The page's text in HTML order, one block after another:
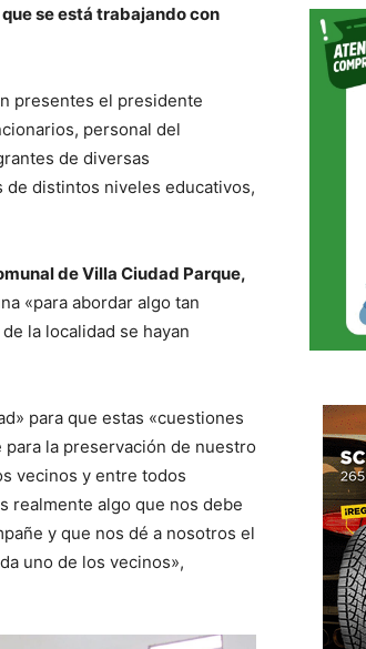
se está trabajando con
presentes el presidente
personal del
de diversas
distintos niveles educativos,
de Villa Ciudad Parque,
«para abordar algo tan
la localidad se hayan
para que estas «cuestiones
la preservación de nuestro
vecinos y entre todos
realmente algo que nos debe
y que nos dé a nosotros el
uno de los vecinos»,